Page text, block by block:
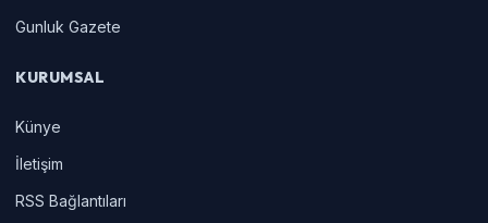
Gunluk Gazete
KURUMSAL
Künye
İletişim
RSS Bağlantıları